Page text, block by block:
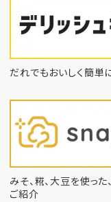
だれでもおいしく簡単
みそ、糀、大豆を使っ
ご紹介